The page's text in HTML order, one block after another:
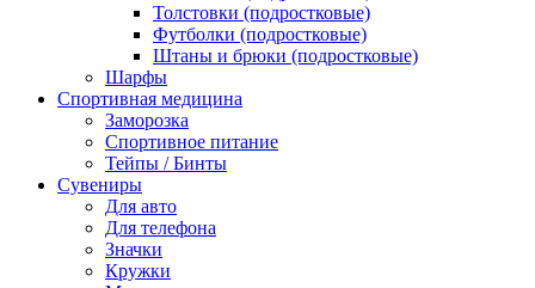
Толстовки (подростковые)
Футболки (подростковые)
Штаны и брюки (подростковые)
Шарфы
Спортивная медицина
Заморозка
Спортивное питание
Тейпы / Бинты
Сувениры
Для авто
Для телефона
Значки
Кружки